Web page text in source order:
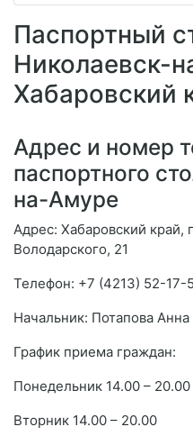
Паспортный
Николаевск-
Хабаровский
Адрес и номер
паспортного
на-Амуре
Адрес: Хабаровский край,
Володарского, 21
Телефон: +7 (4213) 52-
Начальник: Потапова
График приема граждан:
Понедельник 14.00 – 20.00
Вторник 14.00 – 20.00